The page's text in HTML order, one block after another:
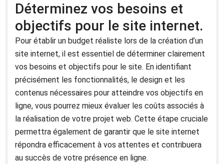
Déterminez vos besoins et
objectifs pour le site internet.
Pour établir un budget réaliste lors de la création d’un
site internet, il est essentiel de déterminer clairement
vos besoins et objectifs pour le site. En identifiant
précisément les fonctionnalités, le design et les
contenus nécessaires pour atteindre vos objectifs en
ligne, vous pourrez mieux évaluer les coûts associés à
la réalisation de votre projet web. Cette étape cruciale
permettra également de garantir que le site internet
répondra efficacement à vos attentes et contribuera
au succès de votre présence en ligne.